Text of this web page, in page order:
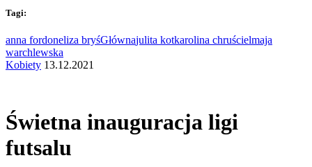
Tagi:
anna fordoneliza bryśGłównajulita kotkarolina chruścielmaja
warchlewska
Kobiety 13.12.2021
Świetna inauguracja ligi
futsalu